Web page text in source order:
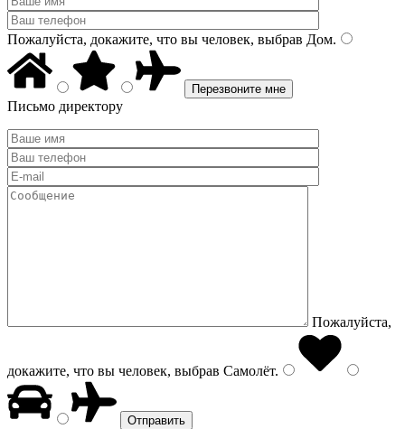
Пожалуйста, докажите, что вы человек, выбрав Дом.
Письмо директору
Пожалуйста,
докажите, что вы человек, выбрав Самолёт.